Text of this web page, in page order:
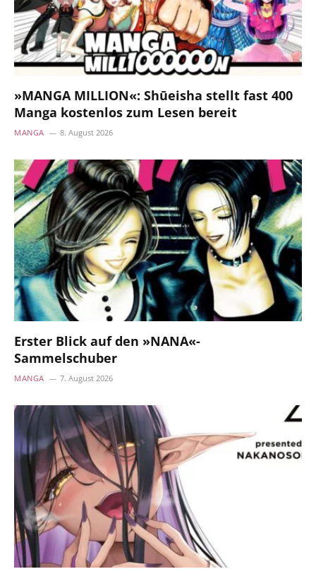
»MANGA MILLION«: Shūeisha stellt fast 400
Manga kostenlos zum Lesen bereit
MANGA 8. August 2026
Erster Blick auf den »NANA«-
Sammelschuber
MANGA 7. August 2026